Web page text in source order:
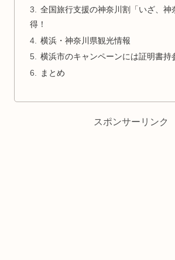
全国旅行支援の神奈川割「いざ、神
得！
横浜・神奈川県観光情報
横浜市のキャンペーンには証明書持
まとめ
スポンサーリンク